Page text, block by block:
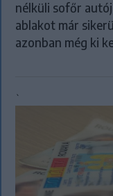
nélküli sofőr
ablakot már
azonban még ki
`